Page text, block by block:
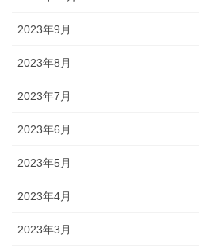
2023年9月
2023年8月
2023年7月
2023年6月
2023年5月
2023年4月
2023年3月